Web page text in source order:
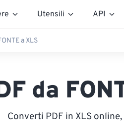
Utensili API
a XLS
da
Converti PDF in XLS